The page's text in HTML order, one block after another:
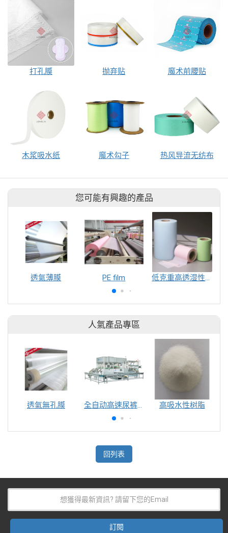
打孔膜 抛弃贴 魔术前腰贴
木浆吸水纸 魔术勾子 热风导流无纺布
您可能有興趣的產品
透氣薄膜 PE film 低克重高透湿性薄膜配方
人氣產品專區
透氣無孔膜 全自动高速尿裤包装机（自动换号） 高吸水性树脂
回列表